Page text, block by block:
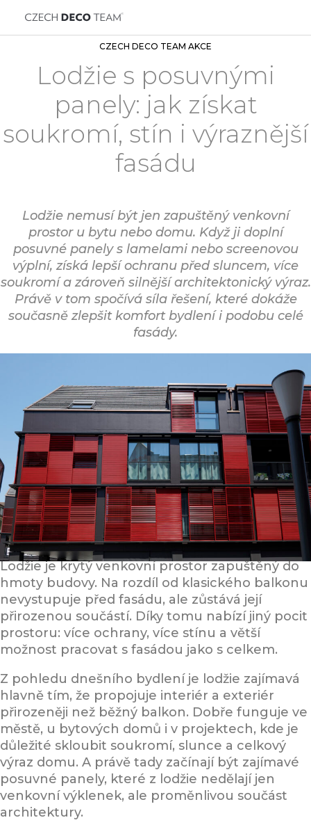
CZECH DECO TEAM AKCE
Lodžie s posuvnými
panely: jak získat
soukromí, stín i výraznější
fasádu
Lodžie nemusí být jen zapuštěný venkovní
prostor u bytu nebo domu. Když ji doplní
posuvné panely s lamelami nebo screenovou
výplní, získá lepší ochranu před sluncem, více
soukromí a zároveň silnější architektonický výraz.
Právě v tom spočívá síla řešení, které dokáže
současně zlepšit komfort bydlení i podobu celé
fasády.
Co je lodžie a proč dává v současné
architektuře smysl
Lodžie je krytý venkovní prostor zapuštěný do
hmoty budovy. Na rozdíl od klasického balkonu
nevystupuje před fasádu, ale zůstává její
přirozenou součástí. Díky tomu nabízí jiný pocit
prostoru: více ochrany, více stínu a větší
možnost pracovat s fasádou jako s celkem.
Z pohledu dnešního bydlení je lodžie zajímavá
hlavně tím, že propojuje interiér a exteriér
přirozeněji než běžný balkon. Dobře funguje ve
městě, u bytových domů i v projektech, kde je
důležité skloubit soukromí, slunce a celkový
výraz domu. A právě tady začínají být zajímavé
posuvné panely, které z lodžie nedělají jen
venkovní výklenek, ale proměnlivou součást
architektury.